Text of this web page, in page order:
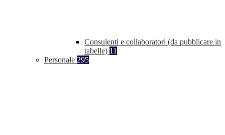
Consulenti e collaboratori (da pubblicare in
tabelle) 11
Personale 295